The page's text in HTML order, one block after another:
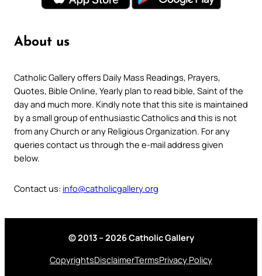
About us
Catholic Gallery offers Daily Mass Readings, Prayers,
Quotes, Bible Online, Yearly plan to read bible, Saint of the
day and much more. Kindly note that this site is maintained
by a small group of enthusiastic Catholics and this is not
from any Church or any Religious Organization. For any
queries contact us through the e-mail address given
below.
Contact us: info@catholicgallery.org
© 2013 – 2026 Catholic Gallery
CopyrightsDisclaimerTermsPrivacy Policy